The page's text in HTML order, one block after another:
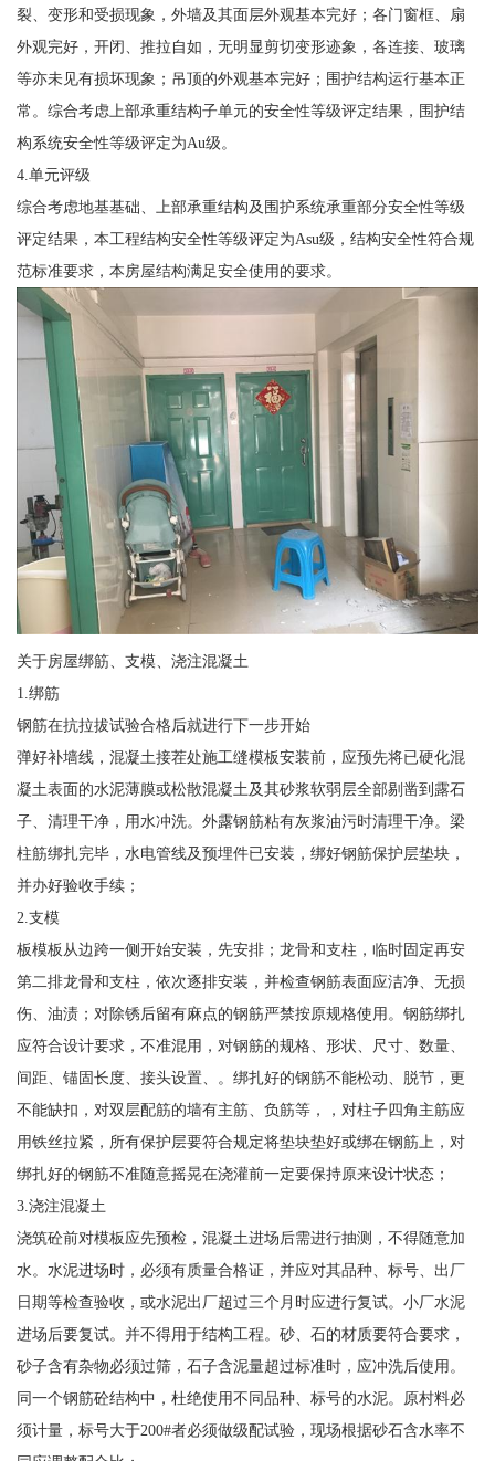
裂、变形和受损现象，外墙及其面层外观基本完好；各门窗框、扇
外观完好，开闭、推拉自如，无明显剪切变形迹象，各连接、玻璃
等亦未见有损坏现象；吊顶的外观基本完好；围护结构运行基本正
常。综合考虑上部承重结构子单元的安全性等级评定结果，围护结
构系统安全性等级评定为Au级。
4.单元评级
综合考虑地基基础、上部承重结构及围护系统承重部分安全性等级
评定结果，本工程结构安全性等级评定为Asu级，结构安全性符合规
范标准要求，本房屋结构满足安全使用的要求。
关于房屋绑筋、支模、浇注混凝土
1.绑筋
钢筋在抗拉拔试验合格后就进行下一步开始
弹好补墙线，混凝土接茬处施工缝模板安装前，应预先将已硬化混
凝土表面的水泥薄膜或松散混凝土及其砂浆软弱层全部剔凿到露石
子、清理干净，用水冲洗。外露钢筋粘有灰浆油污时清理干净。梁
柱筋绑扎完毕，水电管线及预埋件已安装，绑好钢筋保护层垫块，
并办好验收手续；
2.支模
板模板从边跨一侧开始安装，先安排；龙骨和支柱，临时固定再安
第二排龙骨和支柱，依次逐排安装，并检查钢筋表面应洁净、无损
伤、油渍；对除锈后留有麻点的钢筋严禁按原规格使用。钢筋绑扎
应符合设计要求，不准混用，对钢筋的规格、形状、尺寸、数量、
间距、锚固长度、接头设置、。绑扎好的钢筋不能松动、脱节，更
不能缺扣，对双层配筋的墙有主筋、负筋等，，对柱子四角主筋应
用铁丝拉紧，所有保护层要符合规定将垫块垫好或绑在钢筋上，对
绑扎好的钢筋不准随意摇晃在浇灌前一定要保持原来设计状态；
3.浇注混凝土
浇筑砼前对模板应先预检，混凝土进场后需进行抽测，不得随意加
水。水泥进场时，必须有质量合格证，并应对其品种、标号、出厂
日期等检查验收，或水泥出厂超过三个月时应进行复试。小厂水泥
进场后要复试。并不得用于结构工程。砂、石的材质要符合要求，
砂子含有杂物必须过筛，石子含泥量超过标准时，应冲洗后使用。
同一个钢筋砼结构中，杜绝使用不同品种、标号的水泥。原村料必
须计量，标号大于200#者必须做级配试验，现场根据砂石含水率不